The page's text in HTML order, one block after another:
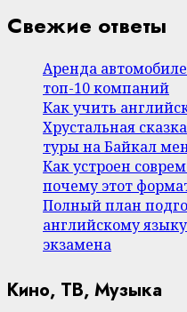
Свежие ответы
Аренда
топ-10 компаний
Как учить
Хрустальная
туры на Байкал
Как устроен
почему этот
Полный план
английскому
экзамена
Кино, ТВ, Музыка